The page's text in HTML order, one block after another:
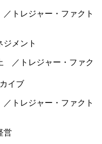
トレジャー・ファクト
ジメント
イブ
トレジャー・ファクト
営